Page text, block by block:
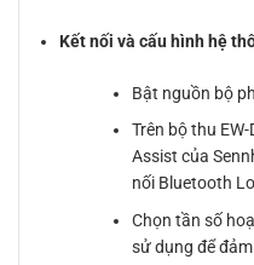
Kết nối và cấu hình hệ
Bật nguồn bộ
Trên bộ thu
Assist của
nối Bluetooth
Chọn tần số
sử dụng để